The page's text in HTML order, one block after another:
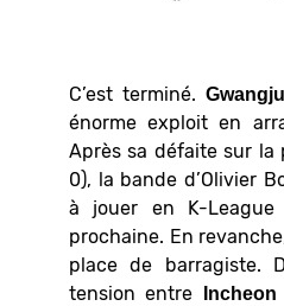
C’est terminé. Gwangju
énorme exploit en
Après sa défaite sur la
0), la bande d’Olivier
à jouer en K-League
prochaine. En
place de barragiste.
tension entre
Incheon